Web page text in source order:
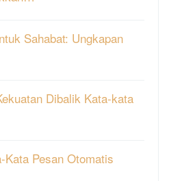
Sahabat: Ungkapan
Dibalik Kata-kata
Kata Pesan Otomatis